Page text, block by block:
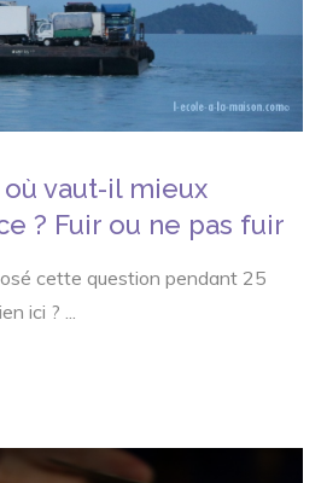
vaut-il mieux
? Fuir ou ne pas fuir
cette question pendant 25
ici ?